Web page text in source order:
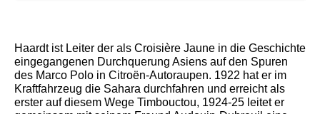
Haardt ist Leiter der als Croisière Jaune in die Geschichte
eingegangenen Durchquerung Asiens auf den Spuren
des Marco Polo in Citroën-Autoraupen. 1922 hat er im
Kraftfahrzeug die Sahara durchfahren und erreicht als
erster auf diesem Wege Timbouctou, 1924-25 leitet er